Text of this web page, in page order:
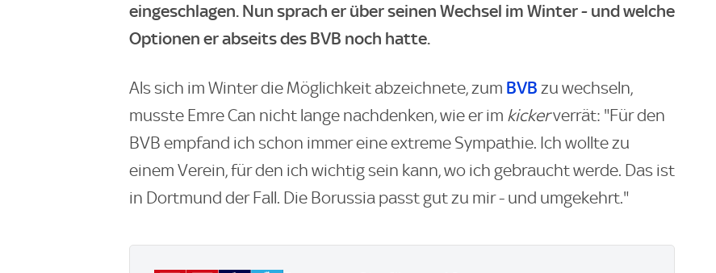
eingeschlagen. Nun sprach er über seinen Wechsel im Winter - und welche
Optionen er abseits des BVB noch hatte.
Als sich im Winter die Möglichkeit abzeichnete, zum BVB zu wechseln,
musste Emre Can nicht lange nachdenken, wie er im kickerverrät: "Für den
BVB empfand ich schon immer eine extreme Sympathie. Ich wollte zu
einem Verein, für den ich wichtig sein kann, wo ich gebraucht werde. Das ist
in Dortmund der Fall. Die Borussia passt gut zu mir - und umgekehrt."